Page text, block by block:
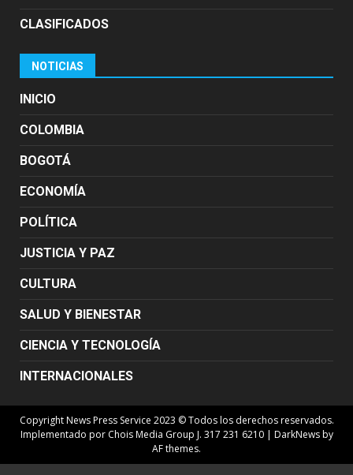
CLASIFICADOS
NOTICIAS
INICIO
COLOMBIA
BOGOTÁ
ECONOMÍA
POLÍTICA
JUSTICIA Y PAZ
CULTURA
SALUD Y BIENESTAR
CIENCIA Y TECNOLOGÍA
INTERNACIONALES
Copyright News Press Service 2023 © Todos los derechos reservados.
Implementado por Chois Media Group J. 317 231 6210 | DarkNewsby
AF themes.